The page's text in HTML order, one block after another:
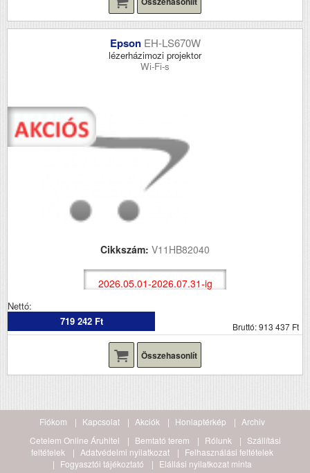
Epson EH-LS670W
lézerházimozi projektor
Wi-Fi-s
Cikkszám: V11HB82040
2026.05.01-2026.07.31-ig
Nettó:
719 242 Ft
Bruttó: 913 437 Ft
Összehasonlít
Fiókom Kapcsolat Akciók Honlaptérkép
Archiv
Cetelem Online Áruhitel
Bemtató terem Rólunk
Szállítási
feltételek
Adatvédelmi nyilatkozat
Felhasználási feltételek
Fogyasztói tájékoztató
Elállási nyilatkozat minta